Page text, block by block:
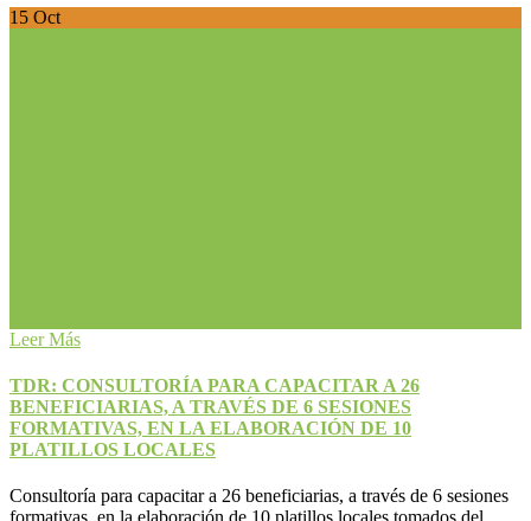
15 Oct
Leer Más
TDR: CONSULTORÍA PARA CAPACITAR A 26
BENEFICIARIAS, A TRAVÉS DE 6 SESIONES
FORMATIVAS, EN LA ELABORACIÓN DE 10
PLATILLOS LOCALES
Consultoría para capacitar a 26 beneficiarias, a través de 6 sesiones